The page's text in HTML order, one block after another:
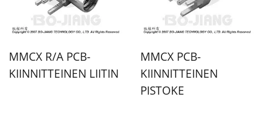
MMCX R/A PCB-
KIINNITTEINEN LIITIN
MMCX PCB-
KIINNITTEINEN
PISTOKE